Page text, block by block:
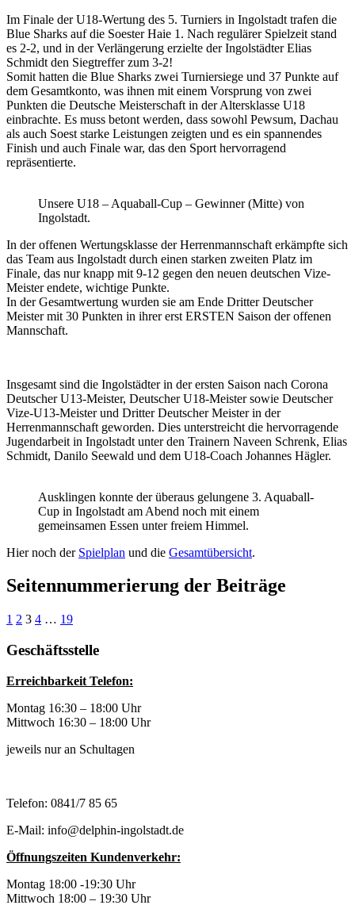
Im Finale der U18-Wertung des 5. Turniers in Ingolstadt trafen die
Blue Sharks auf die Soester Haie 1. Nach regulärer Spielzeit stand
es 2-2, und in der Verlängerung erzielte der Ingolstädter Elias
Schmidt den Siegtreffer zum 3-2!
Somit hatten die Blue Sharks zwei Turniersiege und 37 Punkte auf
dem Gesamtkonto, was ihnen mit einem Vorsprung von zwei
Punkten die Deutsche Meisterschaft in der Altersklasse U18
einbrachte. Es muss betont werden, dass sowohl Pewsum, Dachau
als auch Soest starke Leistungen zeigten und es ein spannendes
Finish und auch Finale war, das den Sport hervorragend
repräsentierte.
Unsere U18 – Aquaball-Cup – Gewinner (Mitte) von
Ingolstadt.
In der offenen Wertungsklasse der Herrenmannschaft erkämpfte sich
das Team aus Ingolstadt durch einen starken zweiten Platz im
Finale, das nur knapp mit 9-12 gegen den neuen deutschen Vize-
Meister endete, wichtige Punkte.
In der Gesamtwertung wurden sie am Ende Dritter Deutscher
Meister mit 30 Punkten in ihrer erst ERSTEN Saison der offenen
Mannschaft.
Insgesamt sind die Ingolstädter in der ersten Saison nach Corona
Deutscher U13-Meister, Deutscher U18-Meister sowie Deutscher
Vize-U13-Meister und Dritter Deutscher Meister in der
Herrenmannschaft geworden. Dies unterstreicht die hervorragende
Jugendarbeit in Ingolstadt unter den Trainern Naveen Schrenk, Elias
Schmidt, Danilo Seewald und dem U18-Coach Johannes Hägler.
Ausklingen konnte der überaus gelungene 3. Aquaball-
Cup in Ingolstadt am Abend noch mit einem
gemeinsamen Essen unter freiem Himmel.
Hier noch der Spielplan und die Gesamtübersicht.
Seitennummerierung der Beiträge
1 2 3 4 … 19
Geschäftsstelle
Erreichbarkeit Telefon:
Montag 16:30 – 18:00 Uhr
Mittwoch 16:30 – 18:00 Uhr
jeweils nur an Schultagen
Telefon: 0841/7 85 65
E-Mail: info@delphin-ingolstadt.de
Öffnungszeiten Kundenverkehr:
Montag 18:00 -19:30 Uhr
Mittwoch 18:00 – 19:30 Uhr